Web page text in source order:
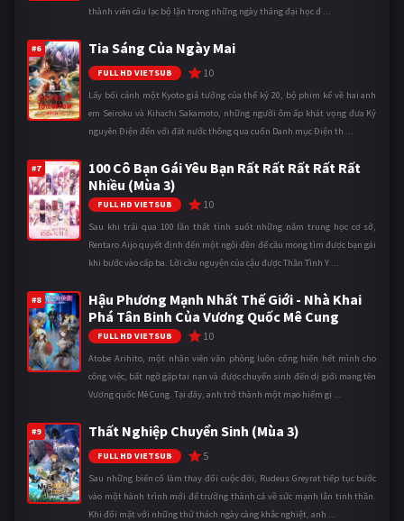
thành viên câu lạc bộ lặn trong những ngày tháng đại học đ ...
#6 Tia Sáng Của Ngày Mai
FULL HD VIETSUB 10
Lấy bối cảnh một Kyoto giả tưởng của thế kỷ 20, bộ phim kể về hai anh
em Seiroku và Kihachi Sakamoto, những người ôm ấp khát vọng đưa Kỷ
nguyên Điện đến với đất nước thông qua cuốn Danh mục Điện th ...
#7
100 Cô Bạn Gái Yêu Bạn Rất Rất Rất Rất Rất
Nhiều (Mùa 3)
FULL HD VIETSUB 10
Sau khi trải qua 100 lần thất tình suốt những năm trung học cơ sở,
Rentaro Aijo quyết định đến một ngôi đền để cầu mong tìm được bạn gái
khi bước vào cấp ba. Lời cầu nguyện của cậu được Thần Tình Y ...
#8
Hậu Phương Mạnh Nhất Thế Giới - Nhà Khai
Phá Tân Binh Của Vương Quốc Mê Cung
FULL HD VIETSUB 10
Atobe Arihito, một nhân viên văn phòng luôn cống hiến hết mình cho
công việc, bất ngờ gặp tai nạn và được chuyển sinh đến dị giới mang tên
Vương quốc Mê Cung. Tại đây, anh trở thành một mạo hiểm gi ...
#9 Thất Nghiệp Chuyển Sinh (Mùa 3)
FULL HD VIETSUB 5
Sau những biến cố làm thay đổi cuộc đời, Rudeus Greyrat tiếp tục bước
vào một hành trình mới để trưởng thành cả về sức mạnh lẫn tinh thần.
Khi đối mặt với những thử thách ngày càng khắc nghiệt, anh ...